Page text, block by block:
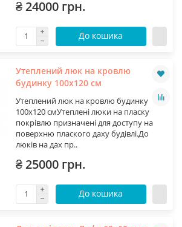
₴ 24000 грн.
До кошика
Утеплений люк на кровлю
будинку 100х120 см
Утеплений люк на кровлю будинку
100х120 смУтеплені люки на пласку
покрівлю призначені для доступу на
поверхню плаского даху будівлі.До
люків на дах пр..
₴ 25000 грн.
До кошика